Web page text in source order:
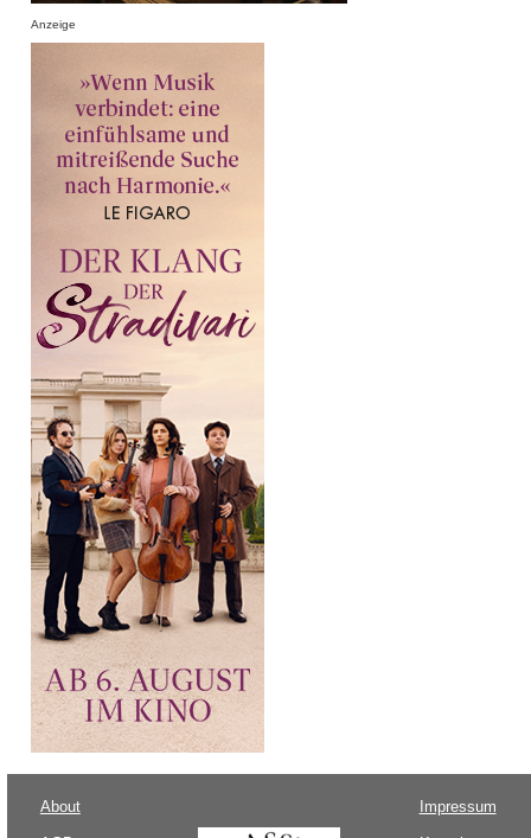
Anzeige
About Impressum